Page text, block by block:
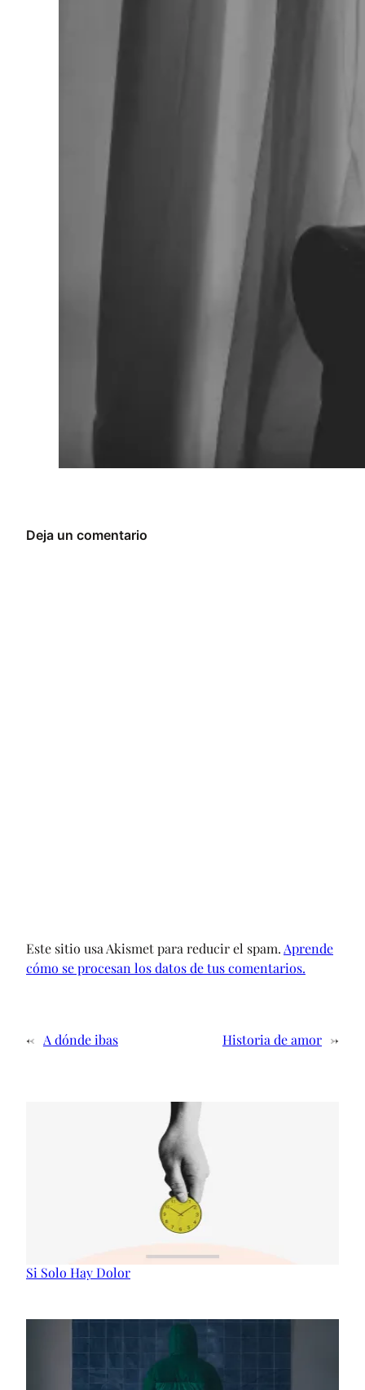
Deja un comentario
Este sitio usa Akismet para reducir el spam. Aprende
cómo se procesan los datos de tus comentarios.
← A dónde ibas Historia de amor →
Si Solo Hay Dolor